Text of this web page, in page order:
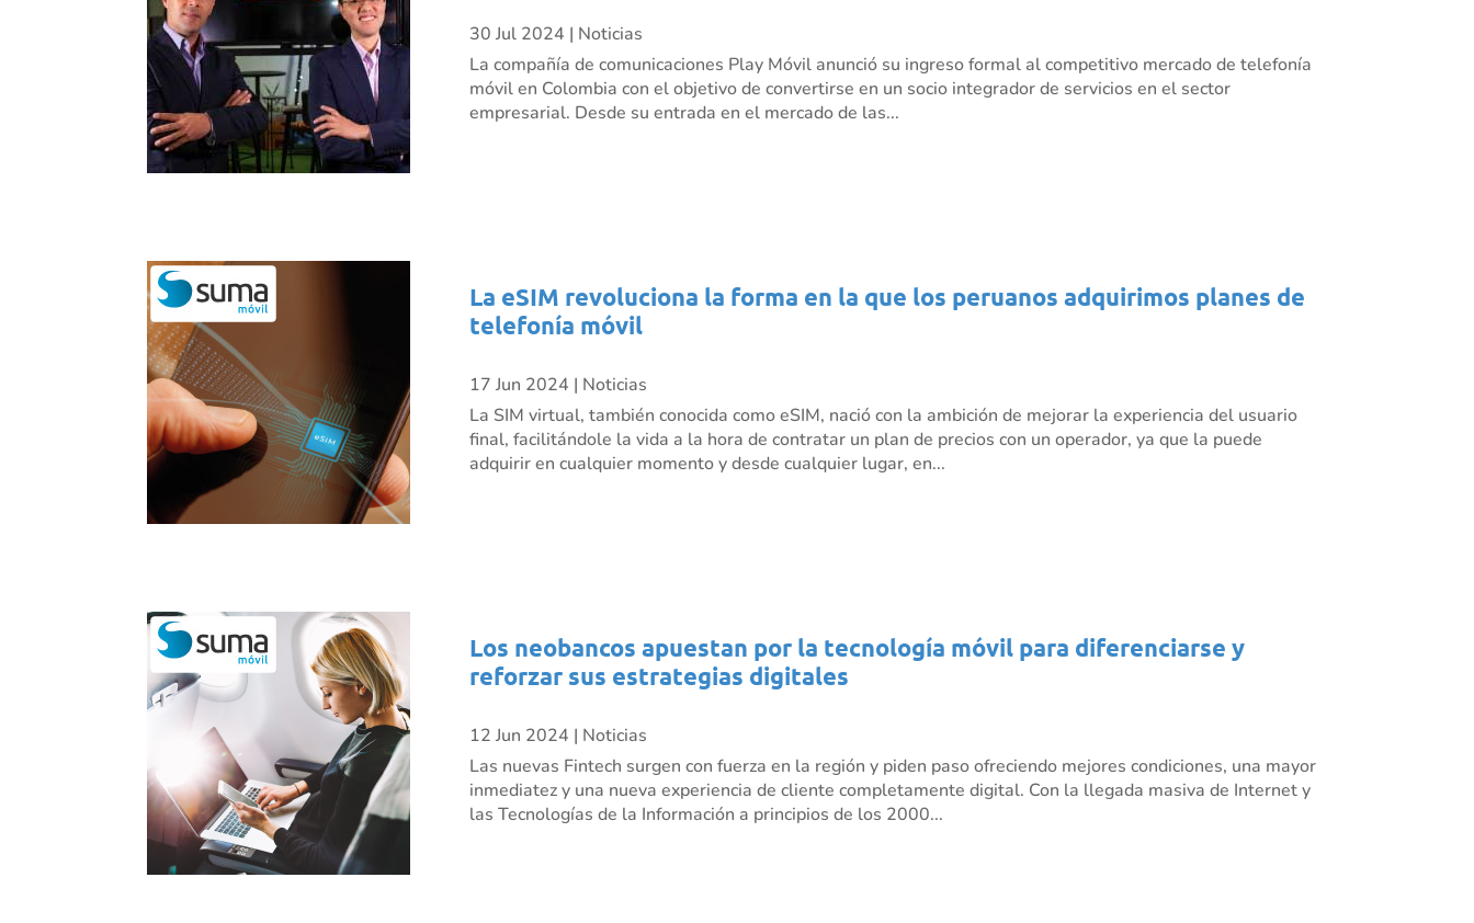
30 Jul 2024 | Noticias
La compañía de comunicaciones Play Móvil anunció su ingreso formal al competitivo mercado de telefonía
móvil en Colombia con el objetivo de convertirse en un socio integrador de servicios en el sector
empresarial. Desde su entrada en el mercado de las...
La eSIM revoluciona la forma en la que los peruanos adquirimos planes de
telefonía móvil
17 Jun 2024 | Noticias
La SIM virtual, también conocida como eSIM, nació con la ambición de mejorar la experiencia del usuario
final, facilitándole la vida a la hora de contratar un plan de precios con un operador, ya que la puede
adquirir en cualquier momento y desde cualquier lugar, en...
Los neobancos apuestan por la tecnología móvil para diferenciarse y
reforzar sus estrategias digitales
12 Jun 2024 | Noticias
Las nuevas Fintech surgen con fuerza en la región y piden paso ofreciendo mejores condiciones, una mayor
inmediatez y una nueva experiencia de cliente completamente digital. Con la llegada masiva de Internet y
las Tecnologías de la Información a principios de los 2000...